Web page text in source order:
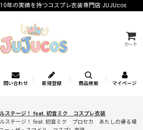
年の実績を持つコスプレ衣装専門店 JUJUcos
カート
問い合わせ 新規登録 商品検索 マイページ
ステージ！ feat. 初音ミク コスプレ衣装
ルステージ！ feat. 初音ミク プロセカ あたしの帰る場